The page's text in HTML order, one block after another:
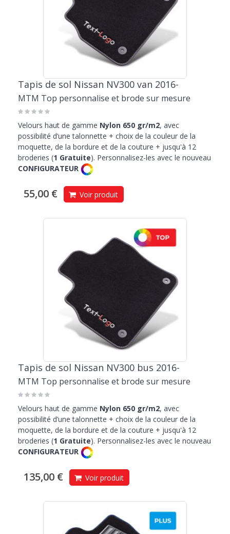
Tapis de sol Nissan NV300 van 2016-
MTM Top personnalise et brode sur mesure
Velours haut de gamme Nylon 650 gr/m2, avec
possibilité d’une talonnette + choix de la couleur de la
moquette, de la bordure et de la couture + jusqu'à 12
broderies (1 Gratuite). Personnalisez-les avec le nouveau
CONFIGURATEUR
55,00 € Voir produit
Tapis de sol Nissan NV300 bus 2016-
MTM Top personnalise et brode sur mesure
Velours haut de gamme Nylon 650 gr/m2, avec
possibilité d’une talonnette + choix de la couleur de la
moquette, de la bordure et de la couture + jusqu'à 12
broderies (1 Gratuite). Personnalisez-les avec le nouveau
CONFIGURATEUR
135,00 € Voir produit